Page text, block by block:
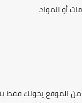
أو المواد.
الموقع يخولك فقط